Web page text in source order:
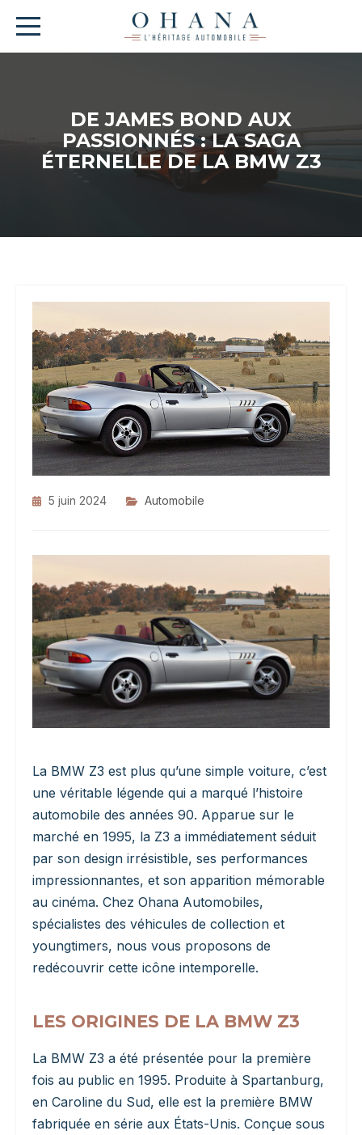
DE JAMES BOND AUX
PASSIONNÉS : LA SAGA
ÉTERNELLE DE LA BMW Z3
5 juin 2024 Automobile
La BMW Z3 est plus qu’une simple voiture, c’est
une véritable légende qui a marqué l’histoire
automobile des années 90. Apparue sur le
marché en 1995, la Z3 a immédiatement séduit
par son design irrésistible, ses performances
impressionnantes, et son apparition mémorable
au cinéma. Chez Ohana Automobiles,
spécialistes des véhicules de collection et
youngtimers, nous vous proposons de
redécouvrir cette icône intemporelle.
LES ORIGINES DE LA BMW Z3
La BMW Z3 a été présentée pour la première
fois au public en 1995. Produite à Spartanburg,
en Caroline du Sud, elle est la première BMW
fabriquée en série aux États-Unis. Conçue sous